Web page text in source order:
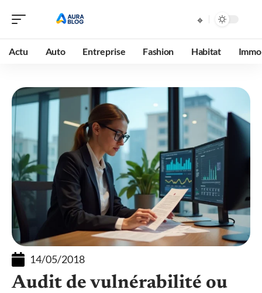
Actu Auto Entreprise Fashion Habitat
14/05/2018
Audit de vulnérabilité ou